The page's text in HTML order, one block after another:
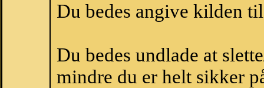
Du bedes angive kilden
Du bedes undlade at
mindre du er helt sikker